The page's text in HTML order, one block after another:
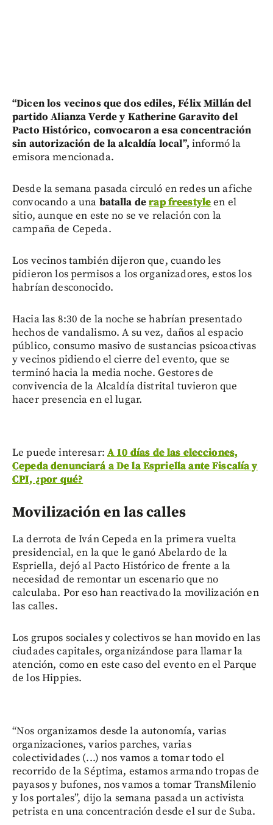
“Dicen los vecinos que dos ediles, Félix Millán del
partido Alianza Verde y Katherine Garavito del
Pacto Histórico, convocaron a esa concentración
sin autorización de la alcaldía local”, informó la
emisora mencionada.
Desde la semana pasada circuló en redes un afiche
convocando a una batalla derap freestyleen el
sitio, aunque en este no se ve relación con la
campaña de Cepeda.
Los vecinos también dijeron que, cuando les
pidieron los permisos a los organizadores, estos los
habrían desconocido.
Hacia las 8:30 de la noche se habrían presentado
hechos de vandalismo. A su vez, daños al espacio
público, consumo masivo de sustancias psicoactivas
y vecinos pidiendo el cierre del evento, que se
terminó hacia la media noche. Gestores de
convivencia de la Alcaldía distrital tuvieron que
hacer presencia en el lugar.
Le puede interesar: A 10 días de las elecciones,
Cepeda denunciará a De la Espriella ante Fiscalía y
CPI, ¿por qué?
Movilización en las calles
La derrota de Iván Cepeda en la primera vuelta
presidencial, en la que le ganó Abelardo de la
Espriella, dejó al Pacto Histórico de frente a la
necesidad de remontar un escenario que no
calculaba. Por eso han reactivado la movilización en
las calles.
Los grupos sociales y colectivos se han movido en las
ciudades capitales, organizándose para llamar la
atención, como en este caso del evento en el Parque
de los Hippies.
“Nos organizamos desde la autonomía, varias
organizaciones, varios parches, varias
colectividades (...) nos vamos a tomar todo el
recorrido de la Séptima, estamos armando tropas de
payasos y bufones, nos vamos a tomar TransMilenio
y los portales”, dijo la semana pasada un activista
petrista en una concentración desde el sur de Suba.